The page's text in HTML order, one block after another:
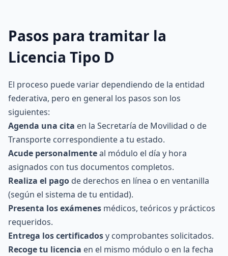
Pasos para tramitar la
Licencia Tipo D
El proceso puede variar dependiendo de la entidad
federativa, pero en general los pasos son los
siguientes:
Agenda una cita en la Secretaría de Movilidad o de
Transporte correspondiente a tu estado.
Acude personalmenteal módulo el día y hora
asignados con tus documentos completos.
Realiza el pago de derechos en línea o en ventanilla
(según el sistema de tu entidad).
Presenta los exámenes médicos, teóricos y prácticos
requeridos.
Entrega los certificadosy comprobantes solicitados.
Recoge tu licencia en el mismo módulo o en la fecha